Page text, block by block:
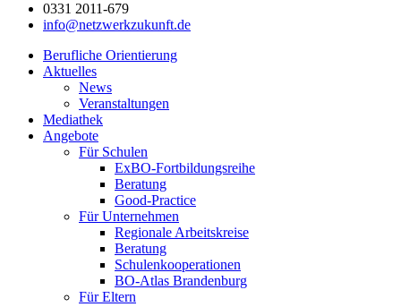
0331 2011-679
info@netzwerkzukunft.de
Berufliche Orientierung
Aktuelles
News
Veranstaltungen
Mediathek
Angebote
Für Schulen
ExBO-Fortbildungsreihe
Beratung
Good-Practice
Für Unternehmen
Regionale Arbeitskreise
Beratung
Schulenkooperationen
BO-Atlas Brandenburg
Für Eltern